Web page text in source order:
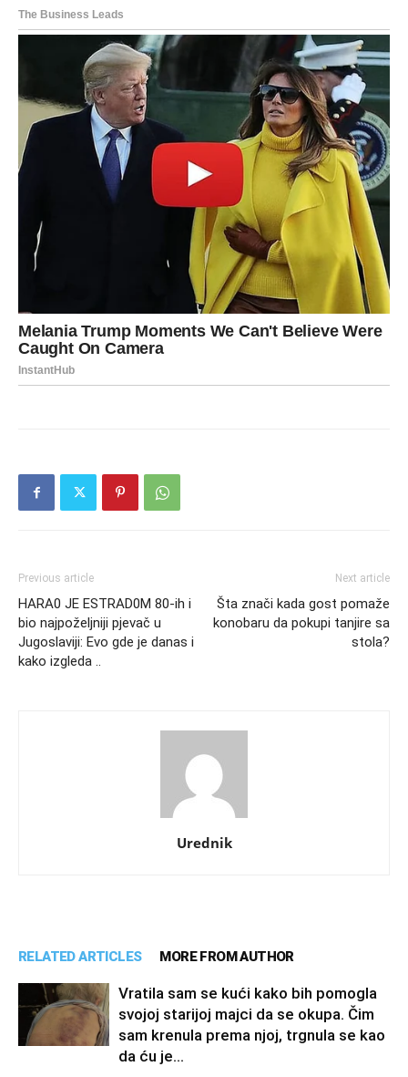
Previous article
HARA0 JE ESTRAD0M 80-ih i
bio najpoželjniji pjevač u
Jugoslaviji: Evo gde je danas i
kako izgleda ..
Next article
Šta znači kada gost pomaže
konobaru da pokupi tanjire sa
stola?
Urednik
RELATED ARTICLES MORE FROM AUTHOR
Vratila sam se kući kako bih pomogla
svojoj starijoj majci da se okupa. Čim
sam krenula prema njoj, trgnula se kao
da ću je...